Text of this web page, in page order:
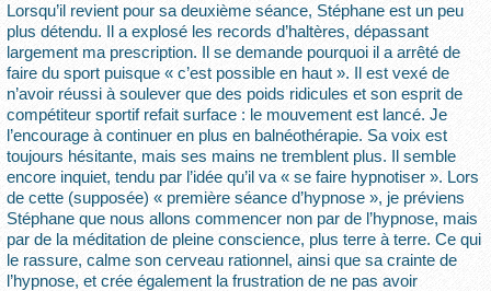
Lorsqu’il revient pour sa deuxième séance, Stéphane est un peu
plus détendu. Il a explosé les records d’haltères, dépassant
largement ma prescription. Il se demande pourquoi il a arrêté de
faire du sport puisque « c’est possible en haut ». Il est vexé de
n’avoir réussi à soulever que des poids ridicules et son esprit de
compétiteur sportif refait surface : le mouvement est lancé. Je
l’encourage à continuer en plus en balnéothérapie. Sa voix est
toujours hésitante, mais ses mains ne tremblent plus. Il semble
encore inquiet, tendu par l’idée qu’il va « se faire hypnotiser ». Lors
de cette (supposée) « première séance d’hypnose », je préviens
Stéphane que nous allons commencer non par de l’hypnose, mais
par de la méditation de pleine conscience, plus terre à terre. Ce qui
le rassure, calme son cerveau rationnel, ainsi que sa crainte de
l’hypnose, et crée également la frustration de ne pas avoir